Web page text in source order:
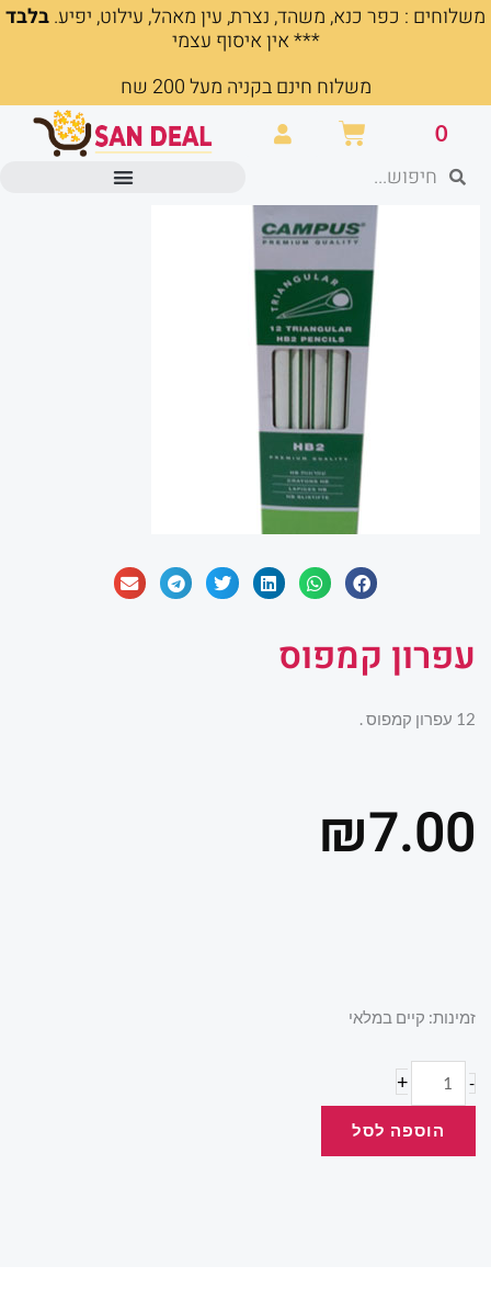
דילוג
משלוחים : כפר כנא, משהד, נצרת, עין מאהל, עילוט, יפיע.בלבד
*** אין איסוף עצמי
משלוח חינם בקניה מעל 200 שח
0 עגלת
קניות חיפושחיפוש
עפרון קמפוס
12 עפרון קמפוס .
₪7.00
זמינות: קיים במלאי
-
כמות
עפרון
קמפוס
+
הוספה לסל